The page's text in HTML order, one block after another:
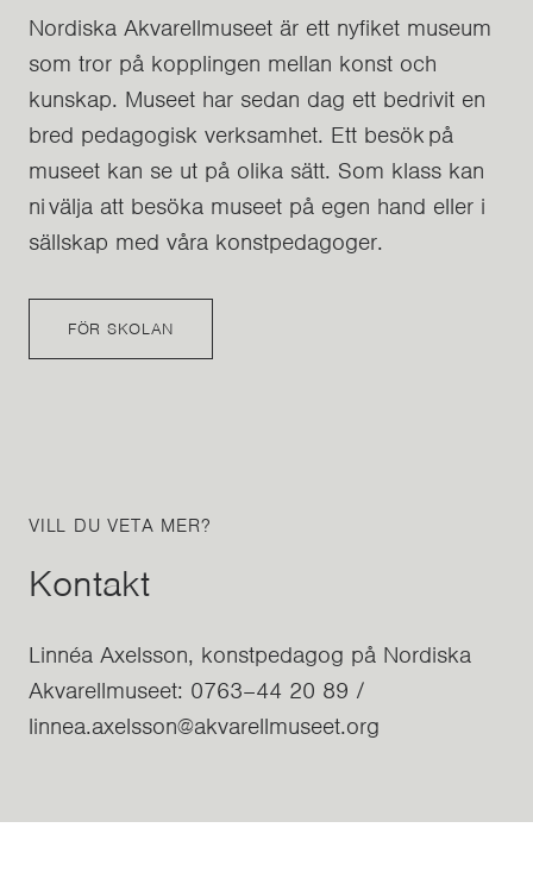
Nordiska Akvarellmuseet är ett nyfiket museum
som tror på kopplingen mellan konst och
kunskap. Museet har sedan dag ett bedrivit en
bred pedagogisk verksamhet. Ett besök på
museet kan se ut på olika sätt. Som klass kan
ni välja att besöka museet på egen hand eller i
sällskap med våra konstpedagoger.
FÖR SKOLAN
VILL DU VETA MER?
Kontakt
Linnéa Axelsson, konstpedagog på Nordiska
Akvarellmuseet: 0763–44 20 89 /
linnea.axelsson@akvarellmuseet.org